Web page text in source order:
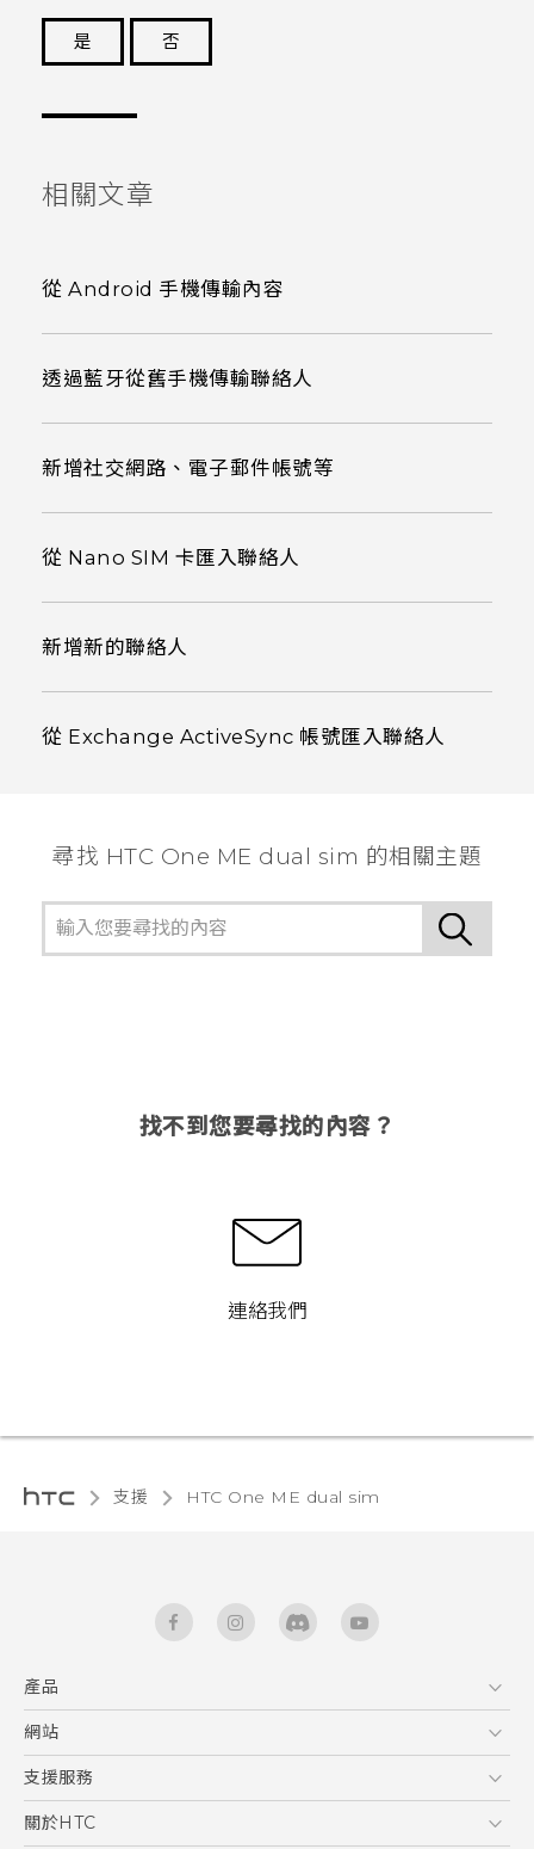
是
否
相關文章
從 Android 手機傳輸內容
透過藍牙從舊手機傳輸聯絡人
新增社交網路、電子郵件帳號等
從 Nano SIM 卡匯入聯絡人
新增新的聯絡人
從 Exchange ActiveSync 帳號匯入聯絡人
尋找 HTC One ME dual sim 的相關主題
找不到您要尋找的內容？
連絡我們
支援 HTC One ME dual sim‎
English - Quick start guide
產品
5G
智能手機
區塊鍊手機
網站
HTC Dev
HTC Research
支援服務
服務中心
關於HTC